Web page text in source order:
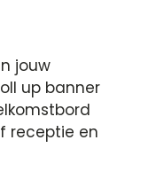
jouw
up banner
receptie en